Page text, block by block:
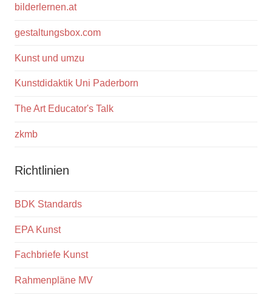
bilderlernen.at
gestaltungsbox.com
Kunst und umzu
Kunstdidaktik Uni Paderborn
The Art Educator's Talk
zkmb
Richtlinien
BDK Standards
EPA Kunst
Fachbriefe Kunst
Rahmenpläne MV